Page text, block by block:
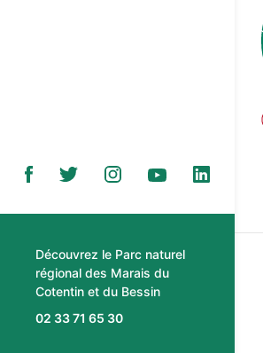
Découvrez le Parc naturel
régional des Marais du
Cotentin et du Bessin
02 33 71 65 30